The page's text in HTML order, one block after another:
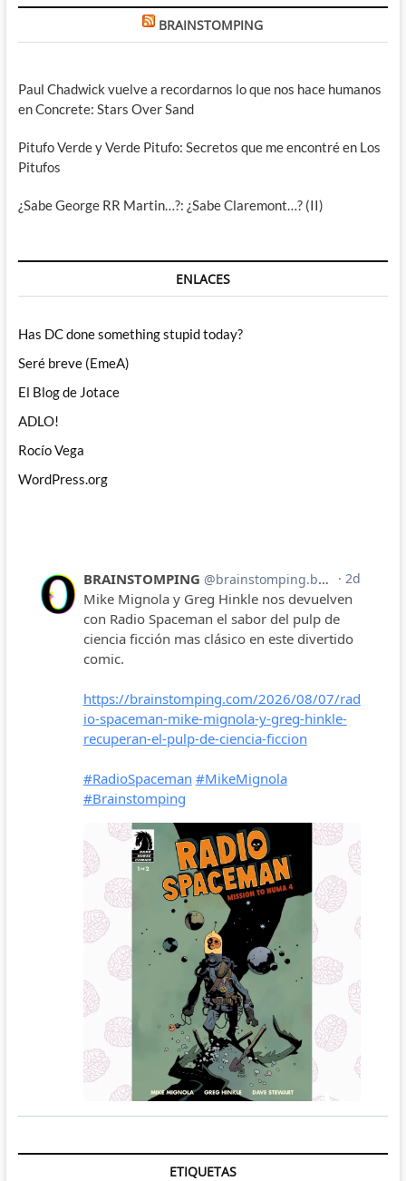
BRAINSTOMPING
Paul Chadwick vuelve a recordarnos lo que nos hace humanos
en Concrete: Stars Over Sand
Pitufo Verde y Verde Pitufo: Secretos que me encontré en Los
Pitufos
¿Sabe George RR Martin…?: ¿Sabe Claremont…? (II)
ENLACES
Has DC done something stupid today?
Seré breve (EmeA)
El Blog de Jotace
ADLO!
Rocío Vega
WordPress.org
ETIQUETAS